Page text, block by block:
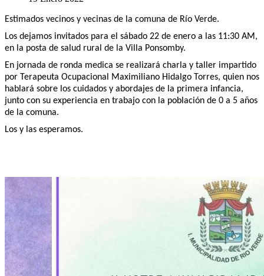
Estimados vecinos y vecinas de la comuna de Río Verde.
Los dejamos invitados para el sábado 22 de enero a las 11:30 AM,
en la posta de salud rural de la Villa Ponsomby.
En jornada de ronda medica se realizará charla y taller impartido
por Terapeuta Ocupacional Maximiliano Hidalgo Torres, quien nos
hablará sobre los cuidados y abordajes de la primera infancia,
junto con su experiencia en trabajo con la población de 0 a 5 años
de la comuna.
Los y las esperamos.